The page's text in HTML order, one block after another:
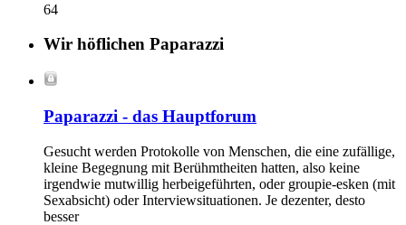
64
Wir höflichen Paparazzi
Paparazzi - das Hauptforum
Gesucht werden Protokolle von Menschen, die eine zufällige,
kleine Begegnung mit Berühmtheiten hatten, also keine
irgendwie mutwillig herbeigeführten, oder groupie-esken (mit
Sexabsicht) oder Interviewsituationen. Je dezenter, desto
besser